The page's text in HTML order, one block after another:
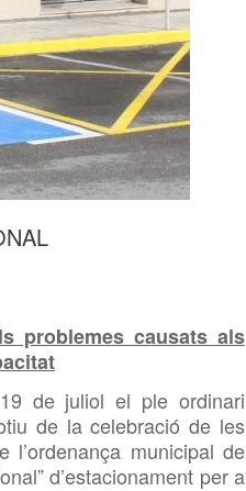
problemes causats als
19 de juliol el ple ordinari
de la celebració de les
municipal de
d’estacionament per a